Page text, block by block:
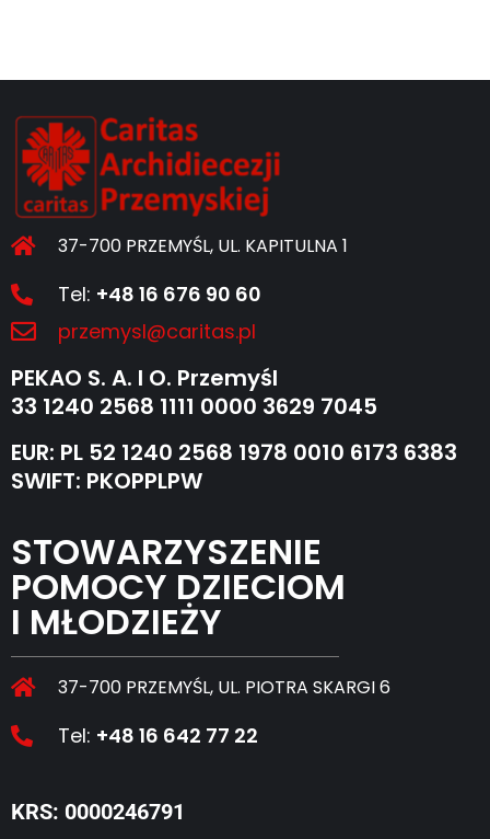
37-700 PRZEMYŚL, UL. KAPITULNA 1
Tel: +48 16 676 90 60
przemysl@caritas.pl
PEKAO S. A. I O. Przemyśl
33 1240 2568 1111 0000 3629 7045
EUR: PL 52 1240 2568 1978 0010 6173 6383
SWIFT: PKOPPLPW
STOWARZYSZENIE
POMOCY DZIECIOM
I MŁODZIEŻY
37-700 PRZEMYŚL, UL. PIOTRA SKARGI 6
Tel: +48 16 642 77 22
KRS: 0000246791